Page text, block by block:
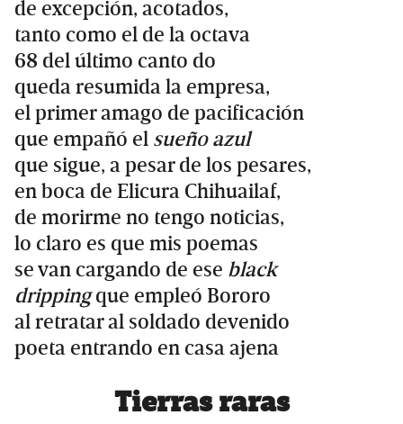
de excepción, acotados,
tanto como el de la octava
68 del último canto do
queda resumida la empresa,
el primer amago de pacificación
que empañó el sueño azul
que sigue, a pesar de los pesares,
en boca de Elicura Chihuailaf,
de morirme no tengo noticias,
lo claro es que mis poemas
se van cargando de ese black
drippingque empleó Bororo
al retratar al soldado devenido
poeta entrando en casa ajena
Tierras raras